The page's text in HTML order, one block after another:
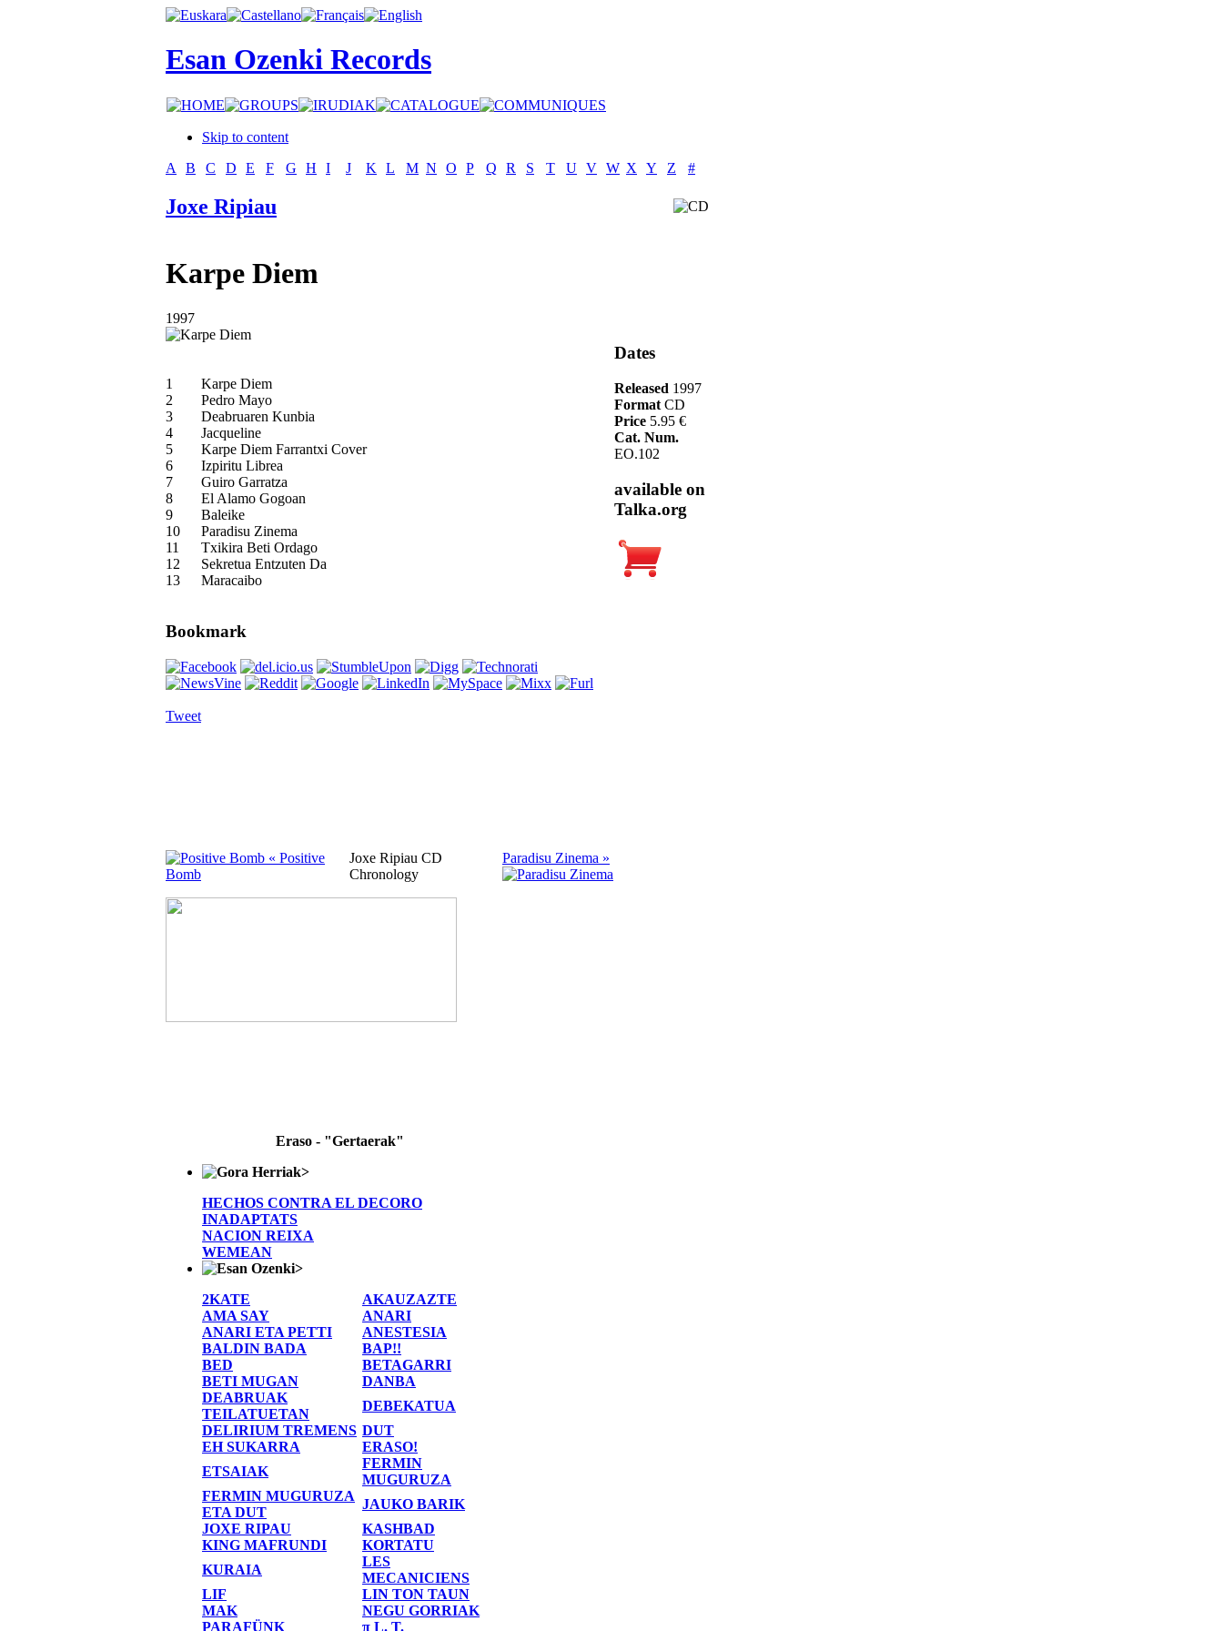
Esan Ozenki Records
Skip to content
A
B C D E F G H I J K L M N O P Q R S T U V W X Y Z #
Joxe Ripiau
Karpe Diem
1997
1
Karpe Diem
2
Pedro Mayo
3
Deabruaren Kunbia
4
Jacqueline
5
Karpe Diem Farrantxi Cover
6
Izpiritu Librea
7
Guiro Garratza
8
El Alamo Gogoan
9
Baleike
10
Paradisu Zinema
11
Txikira Beti Ordago
12
Sekretua Entzuten Da
13
Maracaibo
Bookmark
Tweet
Dates
Released 1997
Format CD
Price 5.95 €
Cat. Num.
EO.102
available on
Talka.org
« Positive
Bomb
Joxe Ripiau CD
Chronology
Paradisu Zinema »
Eraso - "Gertaerak"
>
HECHOS CONTRA EL DECORO
INADAPTATS
NACION REIXA
WEMEAN
>
2KATE
AKAUZAZTE
AMA SAY
ANARI
ANARI ETA PETTI
ANESTESIA
BALDIN BADA
BAP!!
BED
BETAGARRI
BETI MUGAN
DANBA
DEABRUAK
TEILATUETAN
DEBEKATUA
DELIRIUM TREMENS DUT
EH SUKARRA
ERASO!
ETSAIAK
FERMIN
MUGURUZA
FERMIN MUGURUZA
ETA DUT
JAUKO BARIK
JOXE RIPAU
KASHBAD
KING MAFRUNDI
KORTATU
KURAIA
LES
MECANICIENS
LIF
LIN TON TAUN
MAK
NEGU GORRIAK
PARAFÜNK
π L. T.